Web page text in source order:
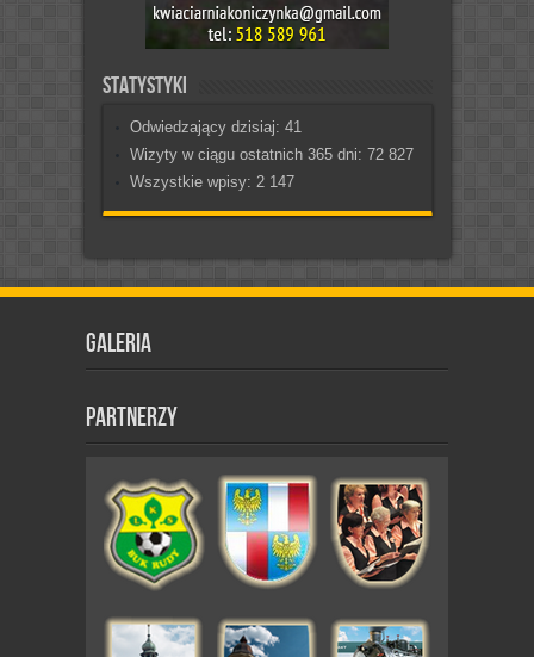
Statystyki
Odwiedzający dzisiaj: 41
Wizyty w ciągu ostatnich 365 dni: 72 827
Wszystkie wpisy: 2 147
Galeria
Partnerzy